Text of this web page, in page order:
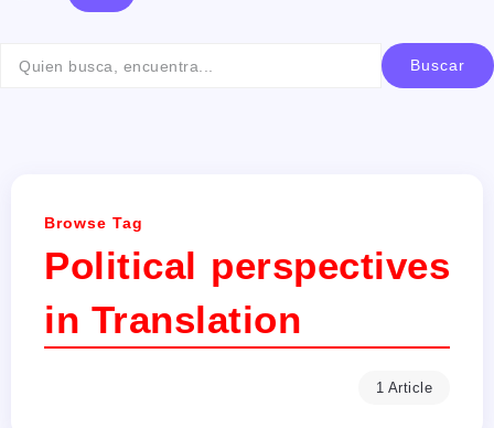
Buscar
Browse Tag
Political perspectives
in Translation
1 Article